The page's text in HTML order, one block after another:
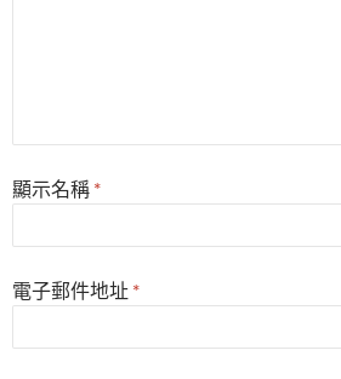
顯示名稱 *
電子郵件地址 *